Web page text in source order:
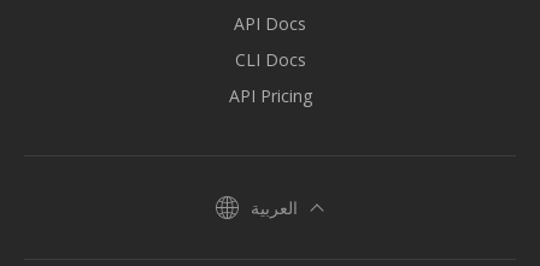
API Docs
CLI Docs
API Pricing
العربية